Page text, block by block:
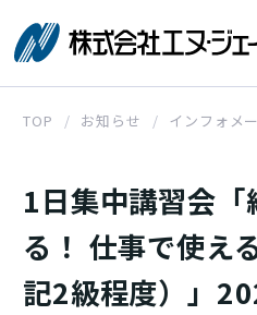
TOP お知らせ インフォメ
1日集中講習会
る！ 仕事で使え
記2級程度）」